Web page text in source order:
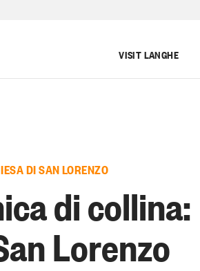
VISIT LANGHE
DI SAN LORENZO
di collina:
Lorenzo